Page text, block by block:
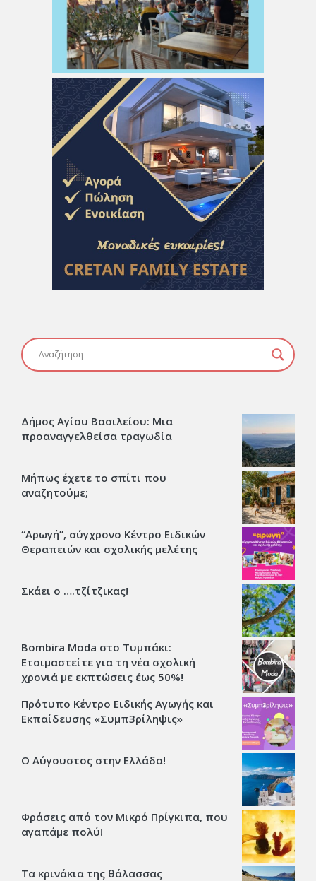
Δήμος Αγίου Βασιλείου: Μια
προαναγγελθείσα τραγωδία
Μήπως έχετε το σπίτι που
αναζητούμε;
“Αρωγή”, σύγχρονο Κέντρο Ειδικών
Θεραπειών και σχολικής μελέτης
Σκάει ο ….τζίτζικας!
Bombira Moda στο Τυμπάκι:
Ετοιμαστείτε για τη νέα σχολική
χρονιά με εκπτώσεις έως 50%!
Πρότυπο Κέντρο Ειδικής Αγωγής και
Εκπαίδευσης «Συμπ3ρίληψις»
Ο Αύγουστος στην Ελλάδα!
Φράσεις από τον Μικρό Πρίγκιπα, που
αγαπάμε πολύ!
Τα κρινάκια της θάλασσας